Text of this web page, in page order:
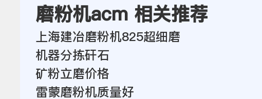
磨粉机acm 相关推荐
上海建冶磨粉机825超细磨
机器分拣矸石
矿粉立磨价格
雷蒙磨粉机质量好